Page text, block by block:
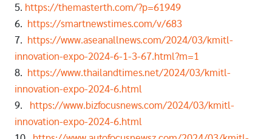
5. https://themasterth.com/?p=61949
6.
https://smartnewstimes.com/v/683
7.
https://www.aseanallnews.com/2024/03/kmitl-
innovation-expo-2024-6-1-3-67.html?m=1
8.
https://www.thailandtimes.net/2024/03/kmitl-
innovation-expo-2024-6.html
9.
https://www.bizfocusnews.com/2024/03/kmitl-
innovation-expo-2024-6.html